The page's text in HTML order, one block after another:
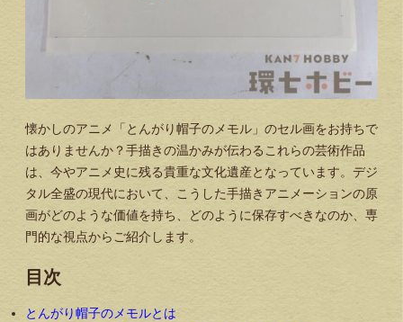
懐かしのアニメ「とんがり帽子のメモル」のセル画をお持ちで
はありませんか？手描きの温かみが伝わるこれらの芸術作品
は、今やアニメ史に残る貴重な文化遺産となっています。デジ
タル全盛の現代において、こうした手描きアニメーションの原
画がどのような価値を持ち、どのように保存すべきなのか、専
門的な視点からご紹介します。
目次
とんがり帽子のメモルとは